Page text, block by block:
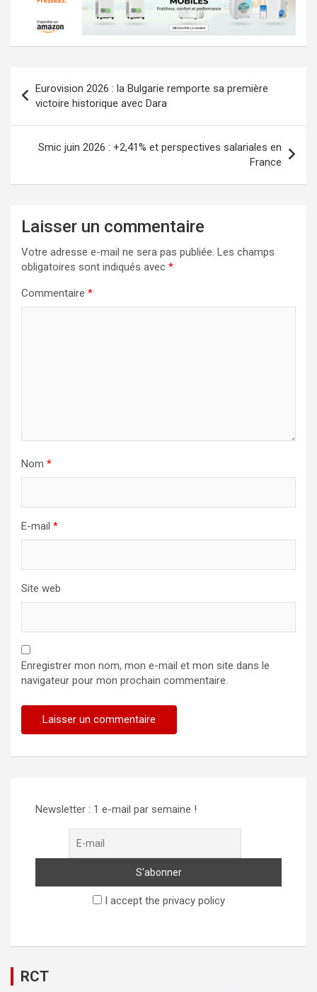
de
l’article
Eurovision 2026 : la Bulgarie remporte sa première
victoire historique avec Dara
Smic juin 2026 : +2,41% et perspectives salariales en
France
Laisser un commentaire
Votre adresse e-mail ne sera pas publiée. Les champs
obligatoires sont indiqués avec *
Commentaire *
Nom *
E-mail *
Site web
Enregistrer mon nom, mon e-mail et mon site dans le
navigateur pour mon prochain commentaire.
Newsletter : 1 e-mail par semaine !
I accept the privacy policy
RCT